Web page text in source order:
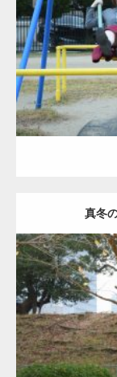
Category:公園の
ダウ
真冬
Category:公園の